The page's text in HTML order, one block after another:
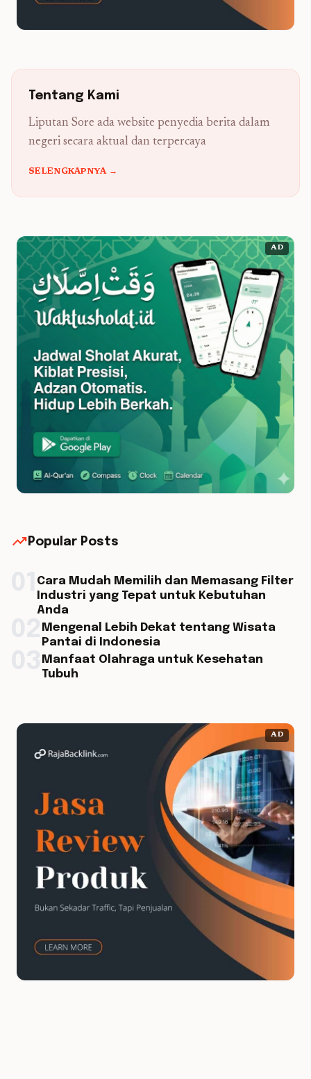
Tentang Kami
Liputan Sore ada website penyedia berita dalam
negeri secara aktual dan terpercaya
SELENGKAPNYA →
AD
trending_up Popular Posts
Cara Mudah Memilih dan Memasang Filter
Industri yang Tepat untuk Kebutuhan
Anda
Mengenal Lebih Dekat tentang Wisata
Pantai di Indonesia
Manfaat Olahraga untuk Kesehatan
Tubuh
AD